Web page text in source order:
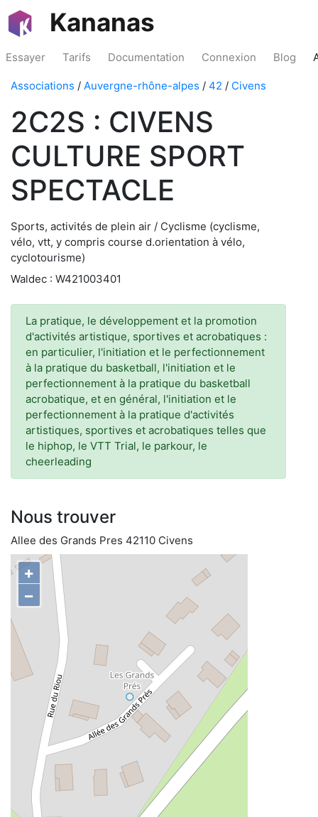
Kananas
Essayer Tarifs Documentation Connexion Blog
Associations / Auvergne-rhône-alpes / 42 / Civens
2C2S : CIVENS
CULTURE SPORT
SPECTACLE
Sports, activités de plein air / Cyclisme (cyclisme,
vélo, vtt, y compris course d.orientation à vélo,
cyclotourisme)
Waldec : W421003401
La pratique, le développement et la promotion
d'activités artistique, sportives et acrobatiques :
en particulier, l'initiation et le perfectionnement
à la pratique du basketball, l'initiation et le
perfectionnement à la pratique du basketball
acrobatique, et en général, l'initiation et le
perfectionnement à la pratique d'activités
artistiques, sportives et acrobatiques telles que
le hiphop, le VTT Trial, le parkour, le
cheerleading
Nous trouver
Allee des Grands Pres 42110 Civens
+
−